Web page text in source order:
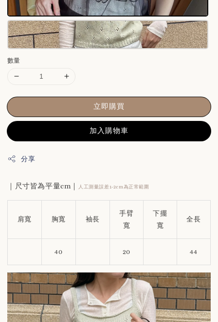
數量
立即購買
加入購物車
分享
｜尺寸皆為平量cm｜ 人工測量誤差1-2cm為正常範圍
肩寬 胸寬 袖長
手臂
寬
下擺
寬
全長
40 20 44